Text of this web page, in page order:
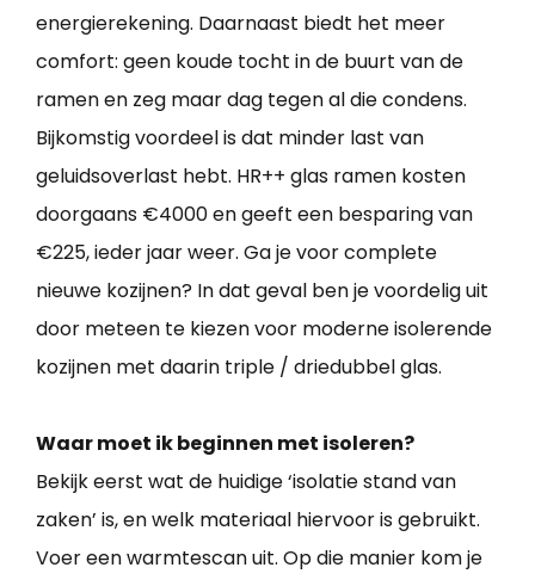
energierekening. Daarnaast biedt het meer
comfort: geen koude tocht in de buurt van de
ramen en zeg maar dag tegen al die condens.
Bijkomstig voordeel is dat minder last van
geluidsoverlast hebt. HR++ glas ramen kosten
doorgaans €4000 en geeft een besparing van
€225, ieder jaar weer. Ga je voor complete
nieuwe kozijnen? In dat geval ben je voordelig uit
door meteen te kiezen voor moderne isolerende
kozijnen met daarin triple / driedubbel glas.
Waar moet ik beginnen met isoleren?
Bekijk eerst wat de huidige ‘isolatie stand van
zaken’ is, en welk materiaal hiervoor is gebruikt.
Voer een warmtescan uit. Op die manier kom je